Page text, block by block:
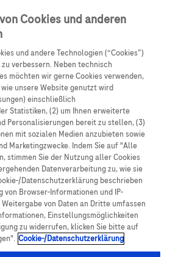
0
Artikel
gibt keine Ergebnisse für:
Cookies und anderen
und andere Technologien (“Cookies”)
verbessern. Neben technisch
möchten wir gerne Cookies verwenden,
unsere Website genutzt wird
einschließlich
Statistiken, (2) um Ihnen erweiterte
Personalisierungen bereit zu stellen, (3)
mit sozialen Medien anzubieten sowie
Marketingzwecke. Indem Sie auf "Alle
stimmen Sie der Nutzung aller Cookies
Datenverarbeitung zu, wie sie
Datenschutzerklärung beschrieben
von Browser-Informationen und IP-
von Daten an Dritte umfassen
Einstellungsmöglichkeiten
zu widerrufen, klicken Sie bitte auf
Cookie-/Datenschutzerklärung